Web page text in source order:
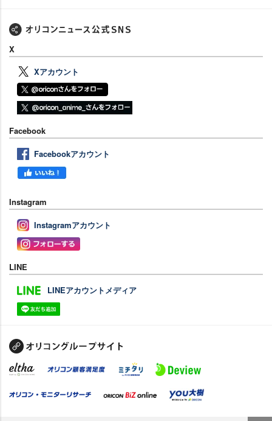
X
Xアカウント
Facebook
Facebookアカウント
Instagram
Instagramアカウント
LINE
LINEアカウントメディア